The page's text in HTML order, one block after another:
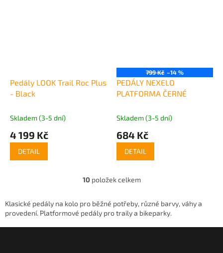
Pedály LOOK Trail Roc Plus
- Black
Skladem (3-5 dní)
4 199 Kč
DETAIL
799 Kč –14 %
PEDÁLY NEXELO
PLATFORMA ČERNÉ
Skladem (3-5 dní)
684 Kč
DETAIL
O
l
á
a
10 položek celkem
Klasické pedály na kolo pro běžné potřeby, různé barvy, váhy a
provedení. Platformové pedály pro traily a bikeparky.